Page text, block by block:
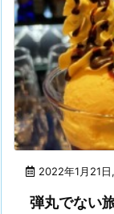
2022年1月21日,
弾丸でない